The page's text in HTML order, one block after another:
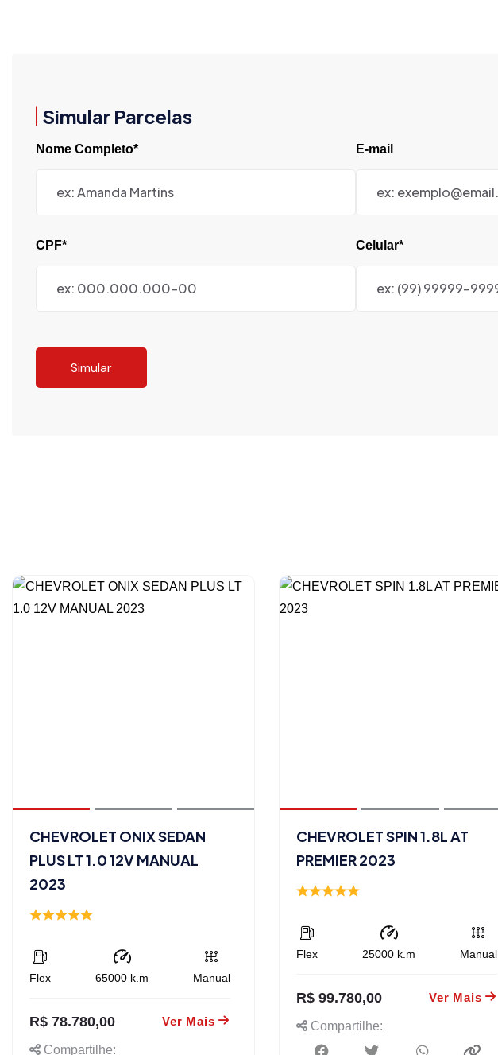
Simular Parcelas
Nome Completo* E-mail
CPF* Celular*
Simular
CHEVROLET ONIX SEDAN
PLUS LT 1.0 12V MANUAL
2023
Flex 65000 k.m Manual
R$ 78.780,00 Ver Mais
Compartilhe:
CHEVROLET SPIN 1.8L AT
PREMIER 2023
Flex 25000 k.m Manual
R$ 99.780,00 Ver Mais
Compartilhe: